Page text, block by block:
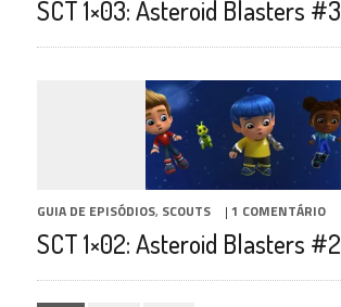
SCT 1×03: Asteroid Blasters #3
GUIA DE EPISÓDIOS, SCOUTS | 1 COMENTÁRIO
SCT 1×02: Asteroid Blasters #2